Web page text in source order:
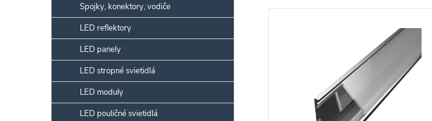
Spojky, konektory, vodiče
LED reflektory
LED panely
LED stropné svietidlá
LED moduly
LED pouličné svietidlá